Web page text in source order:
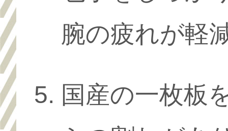
腕の疲れが軽
国産の一枚板